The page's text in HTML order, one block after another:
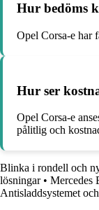
Hur bedöms
Opel Corsa-e har
Hur ser
Opel Corsa-e
pålitlig och
Blinka i rondell och
lösningar• Mercedes
Antisladdsystemet